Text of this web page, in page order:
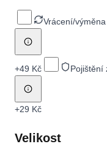
Vrácení/
+49 Kč Pojištění
+29 Kč
Velikost